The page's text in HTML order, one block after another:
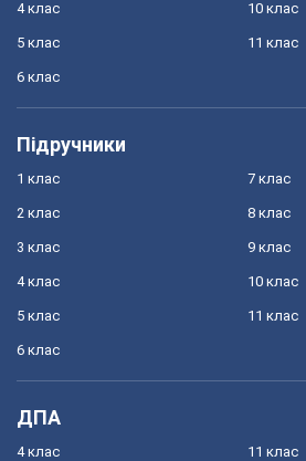
4 клас
5 клас
6 клас
10 клас
11 клас
Підручники
1 клас
2 клас
3 клас
4 клас
5 клас
6 клас
7 клас
8 клас
9 клас
10 клас
11 клас
ДПА
4 клас 11 клас